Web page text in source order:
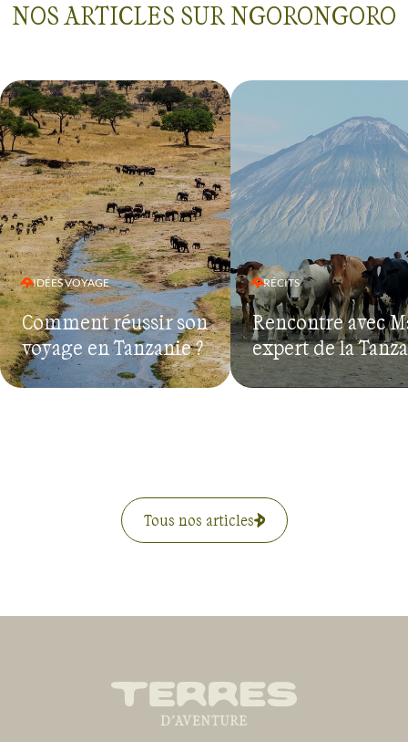
NOS ARTICLES SUR NGORONGORO
IDÉES VOYAGE
Comment réussir son
voyage en Tanzanie ?
RÉCITS
Rencontre avec
expert de la
Tous nos articles